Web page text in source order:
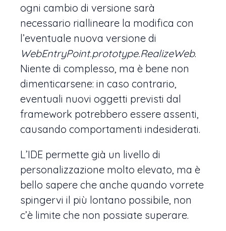
ogni cambio di versione sarà
necessario riallineare la modifica con
l’eventuale nuova versione di
WebEntryPoint.prototype.RealizeWeb.
Niente di complesso, ma è bene non
dimenticarsene: in caso contrario,
eventuali nuovi oggetti previsti dal
framework potrebbero essere assenti,
causando comportamenti indesiderati.
L’IDE permette già un livello di
personalizzazione molto elevato, ma è
bello sapere che anche quando vorrete
spingervi il più lontano possibile, non
c’è limite che non possiate superare.